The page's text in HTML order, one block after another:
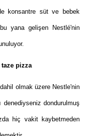
konsantre süt ve bebek
yana gelişen Nestlé'nin
pizza
olmak üzere Nestle'nin
denediyseniz dondurulmuş
hiç vakit kaybetmeden